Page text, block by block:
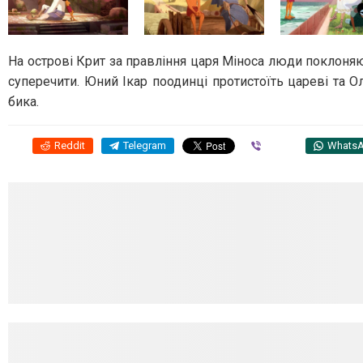
На острові Крит за правління царя Міноса люди
суперечити. Юний Ікар поодинці протистоїть цареві
бика.
Reddit Telegram